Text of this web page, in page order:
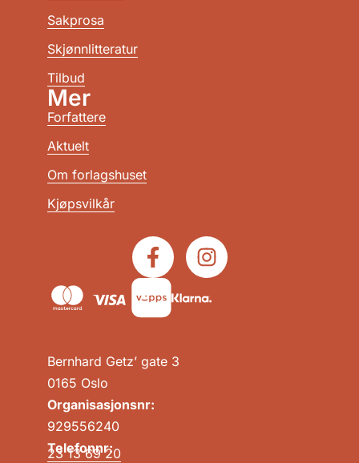
Bernhard Getz’ gate 3
0165 Oslo
Organisasjonsnr:
929556240
Telefonnr:
23 13 69 20
Sakprosa
Skjønnlitteratur
Tilbud
Mer
Forfattere
Aktuelt
Om forlagshuset
Kjøpsvilkår